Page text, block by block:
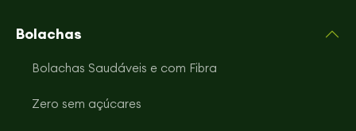
Bolachas
Bolachas Saudáveis e com Fibra
Zero sem açúcares